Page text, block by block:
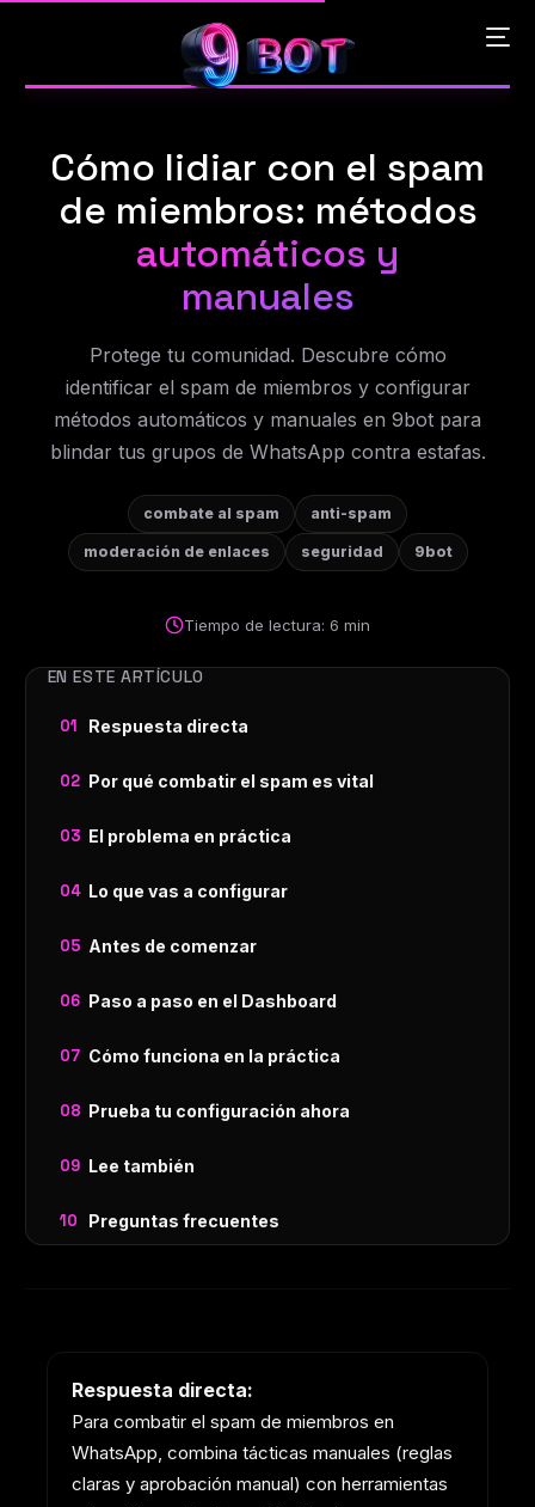
Cómo lidiar con el spam
de miembros: métodos
automáticos y
manuales
Protege tu comunidad. Descubre cómo
identificar el spam de miembros y configurar
métodos automáticos y manuales en 9bot para
blindar tus grupos de WhatsApp contra estafas.
combate al spam anti-spam
moderación de enlaces seguridad 9bot
Tiempo de lectura: 6 min
EN ESTE ARTÍCULO
Respuesta directa
Por qué combatir el spam es vital
El problema en práctica
Lo que vas a configurar
Antes de comenzar
Paso a paso en el Dashboard
Cómo funciona en la práctica
Prueba tu configuración ahora
Lee también
Preguntas frecuentes
Respuesta directa:
Para combatir el spam de miembros en
WhatsApp, combina tácticas manuales (reglas
claras y aprobación manual) con herramientas
English
Português
Español